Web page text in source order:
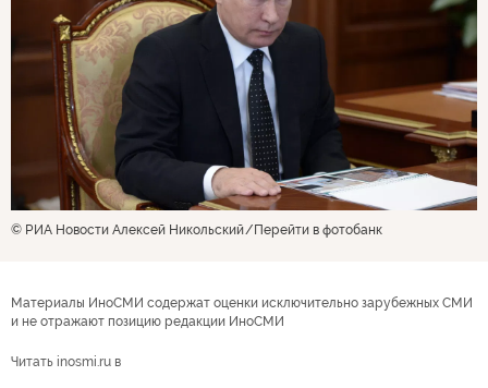
© РИА Новости Алексей Никольский Перейти в фотобанк
Материалы ИноСМИ содержат оценки исключительно зарубежных СМИ
и не отражают позицию редакции ИноСМИ
Читать inosmi.ru в